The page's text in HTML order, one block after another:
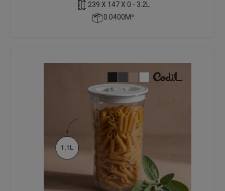
239 X 147 X 0 - 3.2L
0.0400M³